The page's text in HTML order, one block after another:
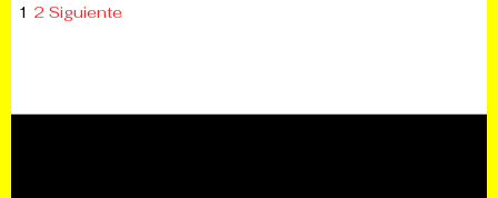
1 2 Siguiente